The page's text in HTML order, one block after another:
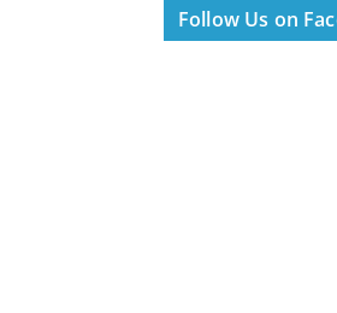
Follow Us on